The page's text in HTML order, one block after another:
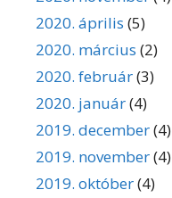
2020. április (5)
2020. március (2)
2020. február(3)
2020. január(4)
2019. december(4)
2019. november(4)
2019. október(4)